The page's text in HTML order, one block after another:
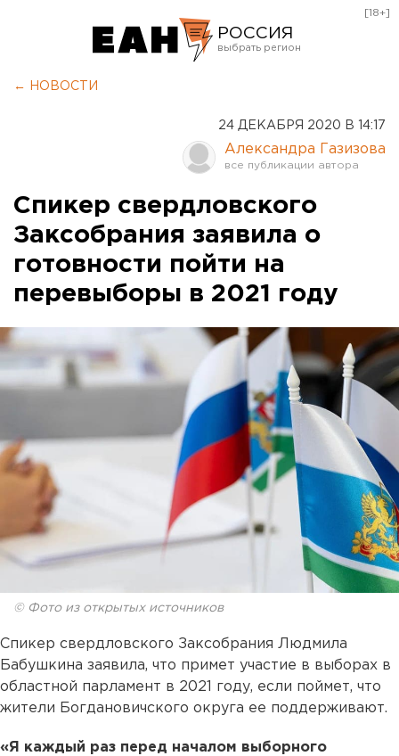
РОССИЯ
Оренбург
[18+]
← НОВОСТИ
24 ДЕКАБРЯ 2020 В 14:17
Александра Газизова
Спикер свердловского
Заксобрания заявила о
готовности пойти на
перевыборы в 2021 году
© Фото из открытых источников
Спикер свердловского Заксобрания Людмила
Бабушкина заявила, что примет участие в выборах в
областной парламент в 2021 году, если поймет, что
жители Богдановичского округа ее поддерживают.
«Я каждый раз перед началом выборного